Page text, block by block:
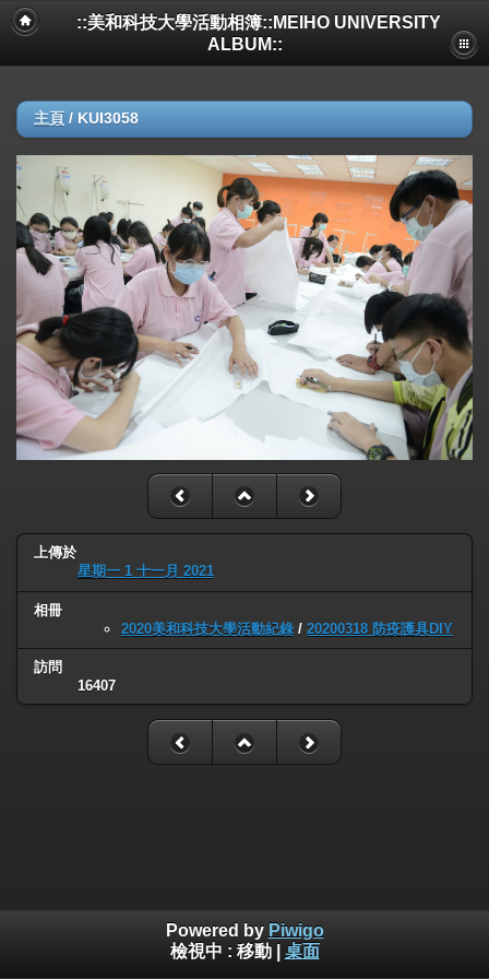
::美和科技大學活動相簿::MEIHO UNIVERSITY
ALBUM::
主頁 / KUI3058
上傳於
星期一 1 十一月 2021
相冊
2020美和科技大學活動紀錄 / 20200318 防疫護具DIY
訪問
16407
Powered by Piwigo
檢視中 : 移動| 桌面